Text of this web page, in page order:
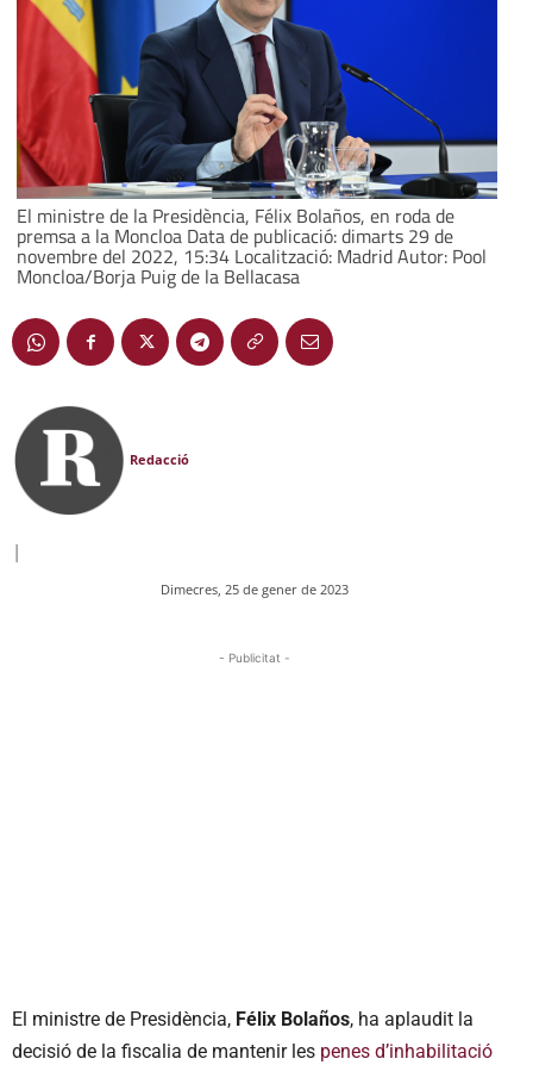
El ministre de la Presidència, Félix Bolaños, en roda de
premsa a la Moncloa Data de publicació: dimarts 29 de
novembre del 2022, 15:34 Localització: Madrid Autor: Pool
Moncloa/Borja Puig de la Bellacasa
Redacció
|
Dimecres, 25 de gener de 2023
- Publicitat -
El ministre de Presidència, Félix Bolaños, ha aplaudit la
decisió de la fiscalia de mantenir les penes d’inhabilitació